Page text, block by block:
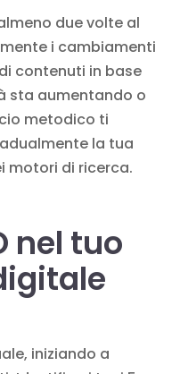
due volte al
i cambiamenti
contenuti in base
sta aumentando o
metodico ti
la tua
motori di ricerca.
nel tuo
iniziando a